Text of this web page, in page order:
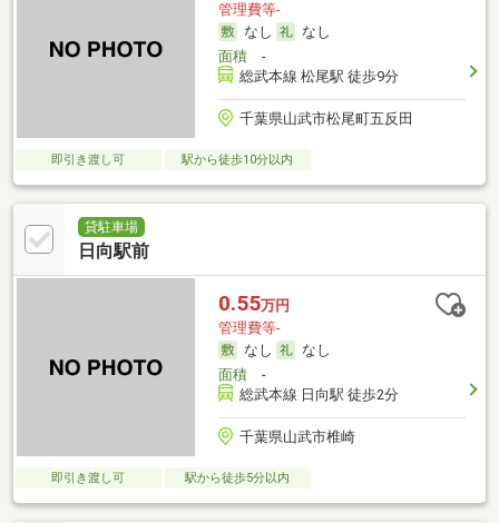
管理費等-
なし
なし
面積-
総武本線 松尾駅 徒歩9分
千葉県山武市松尾町五反田
即引き渡し可 駅から徒歩10分以内
貸駐車場
日向駅前
0.55万円
管理費等-
なし
なし
面積-
総武本線 日向駅 徒歩2分
千葉県山武市椎崎
即引き渡し可 駅から徒歩5分以内